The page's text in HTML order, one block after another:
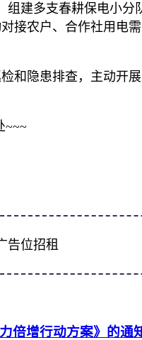
建多支春耕保电小
农户、合作社用电
和隐患排查，主动开
~~~
告位招租
倍增行动方案》的通